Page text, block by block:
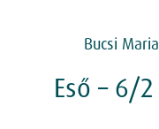
Bucsi
Eső – 6/